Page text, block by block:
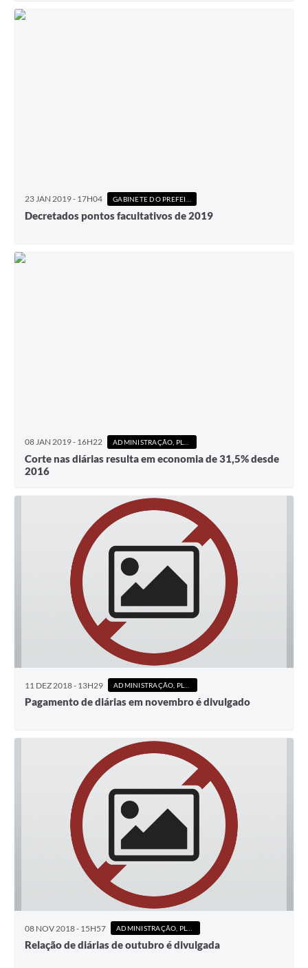
23 JAN 2019 - 17H04
Decretados pontos facultativos de 2019
08 JAN 2019 - 16H22
Corte nas diárias resulta em economia de 31,5% desde
2016
11 DEZ 2018 - 13H29 ADMINISTRAÇÃO, PLANEJAMENTO E FINANÇAS
Pagamento de diárias em novembro é divulgado
08 NOV 2018 - 15H57
Relação de diárias de outubro é divulgada